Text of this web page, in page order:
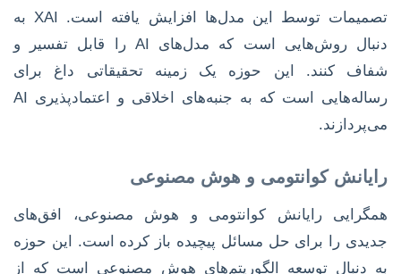
تصمیمات توسط این مدل‌ها افزایش یافته است. XAI به
دنبال روش‌هایی است که مدل‌های AI را قابل تفسیر و
شفاف کنند. این حوزه یک زمینه تحقیقاتی داغ برای
رساله‌هایی است که به جنبه‌های اخلاقی و اعتمادپذیری AI
می‌پردازند.
رایانش کوانتومی و هوش مصنوعی
همگرایی رایانش کوانتومی و هوش مصنوعی، افق‌های
جدیدی را برای حل مسائل پیچیده باز کرده است. این حوزه
به دنبال توسعه الگوریتم‌های هوش مصنوعی است که از